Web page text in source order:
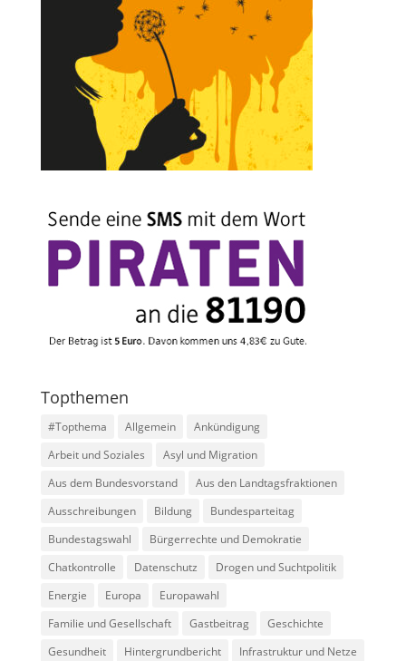
Topthemen
#Topthema Allgemein
Ankündigung
Arbeit und Soziales
Asyl und Migration
Aus dem Bundesvorstand
Aus den Landtagsfraktionen
Ausschreibungen
Bildung
Bundesparteitag
Bundestagswahl
Bürgerrechte und Demokratie
Chatkontrolle
Datenschutz
Drogen und Suchtpolitik
Energie
Europa
Europawahl
Familie und Gesellschaft
Gastbeitrag
Geschichte
Gesundheit
Hintergrundbericht
Infrastruktur und Netze